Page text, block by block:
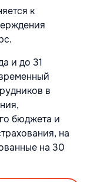
к
и до 31
в
бюджета и
на
на 30